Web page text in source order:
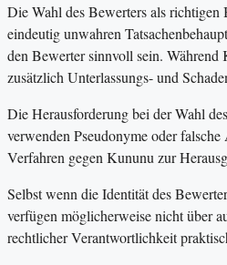
Die Wahl des Bewerters als richtigen
eindeutig unwahren
den Bewerter sinnvoll sein.
zusätzlich Unterlassungs- und
Die Herausforderung bei der Wahl
verwenden Pseudonyme oder
Verfahren gegen Kununu zur
Selbst wenn die Identität des
verfügen möglicherweise nicht über
rechtlicher Verantwortlichkeit